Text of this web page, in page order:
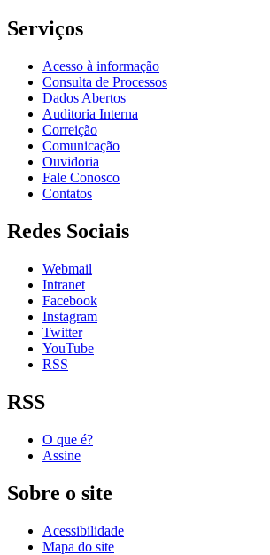
Serviços
Acesso à informação
Consulta de Processos
Dados Abertos
Auditoria Interna
Correição
Comunicação
Ouvidoria
Fale Conosco
Contatos
Redes Sociais
Webmail
Intranet
Facebook
Instagram
Twitter
YouTube
RSS
RSS
O que é?
Assine
Sobre o site
Acessibilidade
Mapa do site